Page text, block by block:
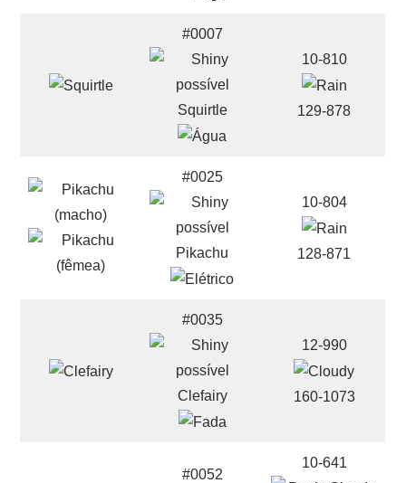
#0007
Squirtle
10-810
129-878
#0025
Pikachu
10-804
128-871
#0035
Clefairy
12-990
160-1073
#0052
10-641